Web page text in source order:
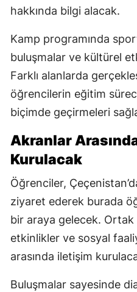
hakkında bilgi alacak.
Kamp programında
buluşmalar ve kültürel
Farklı alanlarda
öğrencilerin eğitim
biçimde geçirmeleri
Akranlar
Kurulacak
Öğrenciler,
ziyaret ederek burada
bir araya gelecek.
etkinlikler ve sosyal
arasında iletişim
Buluşmalar sayesinde